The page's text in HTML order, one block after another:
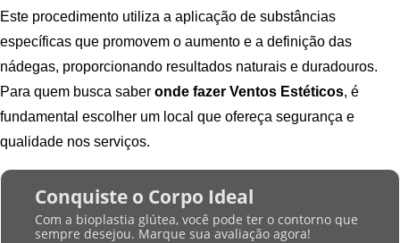
Este procedimento utiliza a aplicação de substâncias
específicas que promovem o aumento e a definição das
nádegas, proporcionando resultados naturais e duradouros.
Para quem busca saber onde fazer Ventos Estéticos, é
fundamental escolher um local que ofereça segurança e
qualidade nos serviços.
Conquiste o Corpo Ideal
Com a bioplastia glútea, você pode ter o contorno que
sempre desejou. Marque sua avaliação agora!